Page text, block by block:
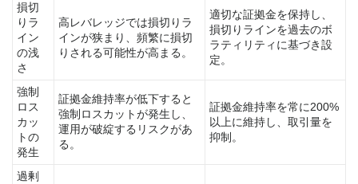
損切
りラ
イン
の浅
さ
高レバレッジでは損切りラ
インが狭まり、頻繁に損切
りされる可能性が高まる。
適切な証拠金を保持し、
損切りラインを過去のボ
ラティリティに基づき設
定。
強制
ロス
カッ
トの
発生
証拠金維持率が低下すると
強制ロスカットが発生し、
運用が破綻するリスクがあ
る。
証拠金維持率を常に200%
以上に維持し、取引量を
抑制。
過剰